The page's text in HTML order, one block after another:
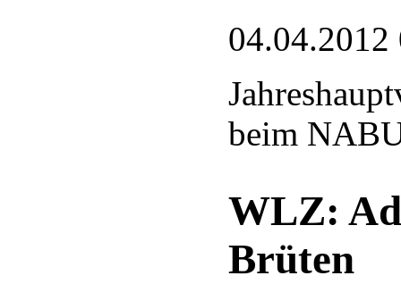
04.04.2012
beim
WLZ:
Brüten